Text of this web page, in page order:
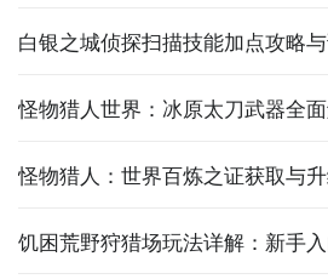
白银之城侦探扫描技能加点攻略
怪物猎人世界：冰原太刀武器全
怪物猎人：世界百炼之证获取与
饥困荒野狩猎场玩法详解：新手